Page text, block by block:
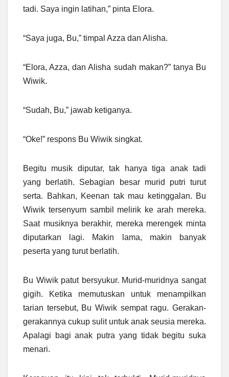
tadi. Saya ingin latihan,” pinta Elora.
“Saya juga, Bu,” timpal Azza dan Alisha.
“Elora, Azza, dan Alisha sudah makan?” tanya Bu
Wiwik.
“Sudah, Bu,” jawab ketiganya.
“Oke!” respons Bu Wiwik singkat.
Begitu musik diputar, tak hanya tiga anak tadi
yang berlatih. Sebagian besar murid putri turut
serta. Bahkan, Keenan tak mau ketinggalan. Bu
Wiwik tersenyum sambil melirik ke arah mereka.
Saat musiknya berakhir, mereka merengek minta
diputarkan lagi. Makin lama, makin banyak
peserta yang turut berlatih.
Bu Wiwik patut bersyukur. Murid-muridnya sangat
gigih. Ketika memutuskan untuk menampilkan
tarian tersebut, Bu Wiwik sempat ragu. Gerakan-
gerakannya cukup sulit untuk anak seusia mereka.
Apalagi bagi anak putra yang tidak begitu suka
menari.